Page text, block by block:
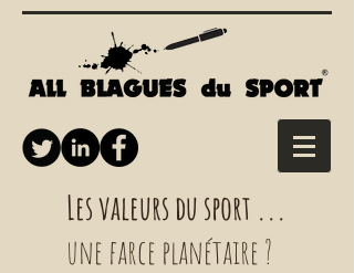
Les valeurs du sport ...
une farce planétaire ?